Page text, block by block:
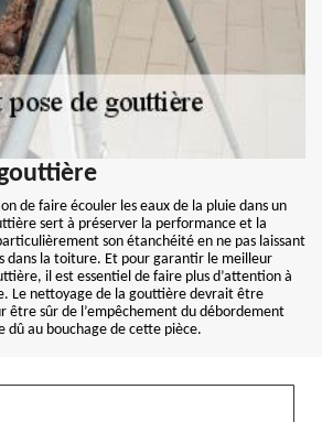
de faire écouler les eaux de la pluie dans un
sert à préserver la performance et la
son étanchéité en ne pas laissant
dans la toiture. Et pour garantir le meilleur
il est essentiel de faire plus d’attention à
Le nettoyage de la gouttière devrait être
être sûr de l’empêchement du débordement
dû au bouchage de cette pièce.